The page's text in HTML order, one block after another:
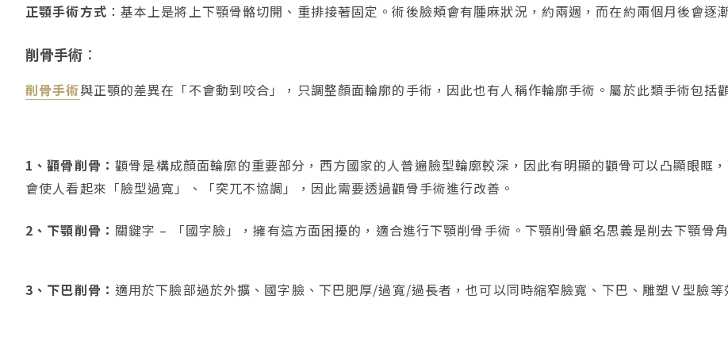
正顎手術方式 ：基本上是將上下顎骨骼切開、重排接著固定。術後臉頰會有腫麻狀況，約兩週，而在約兩個月後會逐
削骨手術 ：
削骨手術與正顎的差異在「不會動到咬合」，只調整顏面輪廓的手術，因此也有人稱作輪廓手術。屬於此類手術包括
1、顴骨削骨：顴骨是構成顏面輪廓的重要部分，西方國家的人普遍臉型輪廓較深，因此有明顯的顴骨可以凸顯眼眶
會使人看起來「臉型過寬」、「突兀不協調」，因此需要透過顴骨手術進行改善。
2、下顎削骨： 關鍵字 – 「國字臉」，擁有這方面困擾的，適合進行下顎削骨手術。下顎削骨顧名思義是削去下顎骨
3、下巴削骨： 適用於下臉部過於外擴、國字臉、下巴肥厚/過寬/過長者，也可以同時縮窄臉寬、下巴、雕塑Ｖ型臉等